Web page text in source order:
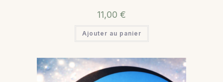
11,00 €
Ajouter au panier